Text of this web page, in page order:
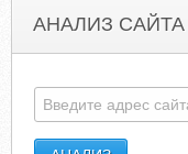
АНАЛИЗ САЙТА